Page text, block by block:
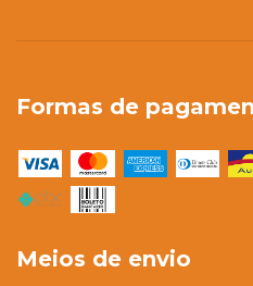
Formas de
Meios de envio